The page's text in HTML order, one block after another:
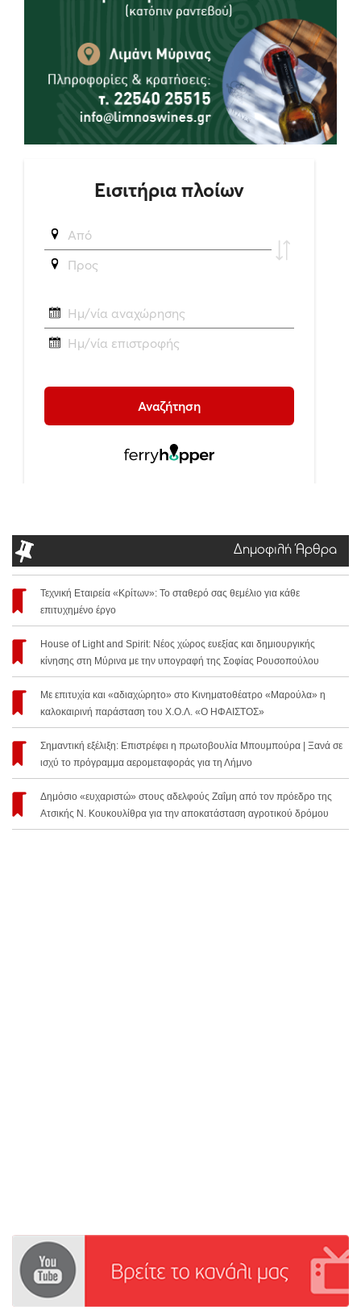
Δημοφιλή Άρθρα
Τεχνική Εταιρεία «Κρίτων»: Το σταθερό σας θεμέλιο για κάθε
επιτυχημένο έργο
House of Light and Spirit: Νέος χώρος ευεξίας και δημιουργικής
κίνησης στη Μύρινα με την υπογραφή της Σοφίας Ρουσοπούλου
Με επιτυχία και «αδιαχώρητο» στο Κινηματοθέατρο «Μαρούλα» η
καλοκαιρινή παράσταση του Χ.Ο.Λ. «Ο ΗΦΑΙΣΤΟΣ»
Σημαντική εξέλιξη: Επιστρέφει η πρωτοβουλία Μπουμπούρα | Ξανά σε
ισχύ το πρόγραμμα αερομεταφοράς για τη Λήμνο
Δημόσιο «ευχαριστώ» στους αδελφούς Ζαΐμη από τον πρόεδρο της
Ατσικής Ν. Κουκουλίθρα για την αποκατάσταση αγροτικού δρόμου